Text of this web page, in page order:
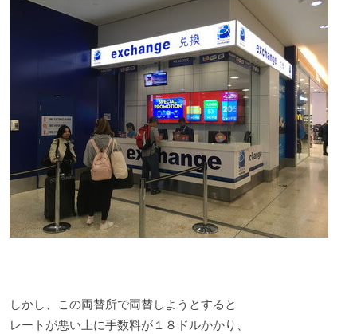
しかし、この両替所で両替しようとすると
レートが悪い上に手数料が１８ドルかかり、